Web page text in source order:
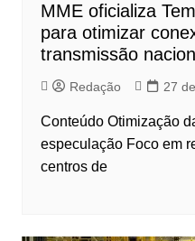
MME oficializa
para otimizar
transmissão
Redação 27
Conteúdo Otimização
especulação Foco em
centros de